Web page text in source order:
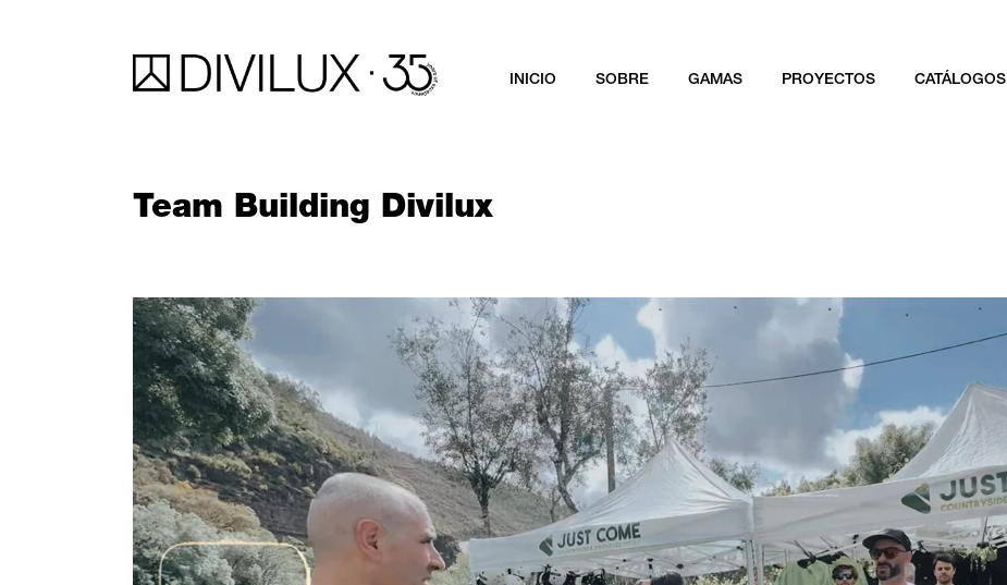
INICIO SOBRE GAMAS PROYECTOS CATÁLOGOS
Team Building Divilux